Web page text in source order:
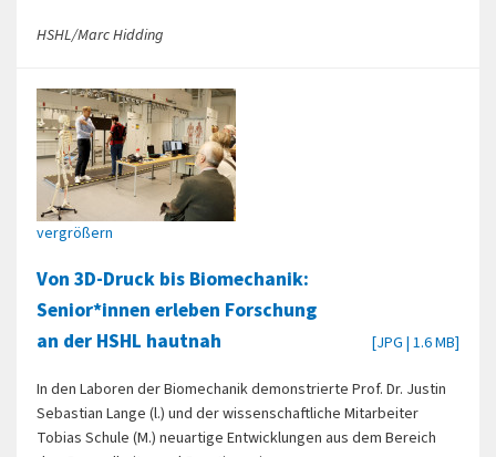
HSHL/Marc Hidding
vergrößern
Von 3D-Druck bis Biomechanik:
Senior*innen erleben Forschung
an der HSHL hautnah
[JPG | 1.6 MB]
In den Laboren der Biomechanik demonstrierte Prof. Dr. Justin
Sebastian Lange (l.) und der wissenschaftliche Mitarbeiter
Tobias Schule (M.) neuartige Entwicklungen aus dem Bereich